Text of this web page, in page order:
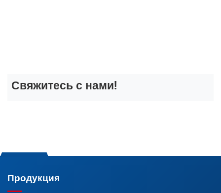
Свяжитесь с нами!
Продукция